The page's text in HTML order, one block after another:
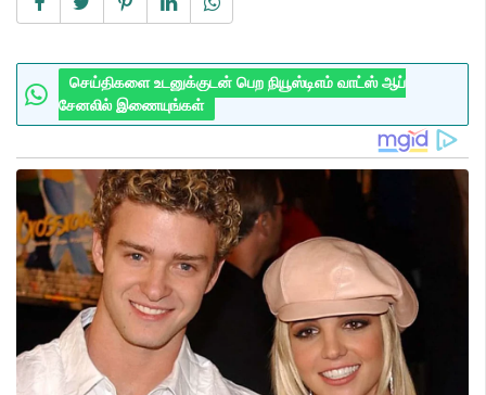
செய்திகளை உடனுக்குடன் பெற நியூஸ்டிஎம் வாட்ஸ் ஆப்
சேனலில் இணையுங்கள்